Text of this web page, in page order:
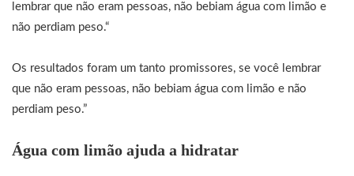
lembrar que não eram pessoas, não bebiam água com limão e
não perdiam peso.“
Os resultados foram um tanto promissores, se você lembrar
que não eram pessoas, não bebiam água com limão e não
perdiam peso.”
Água com limão ajuda a hidratar